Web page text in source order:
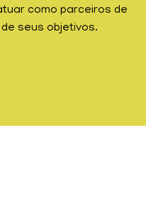
como parceiros de
seus objetivos.